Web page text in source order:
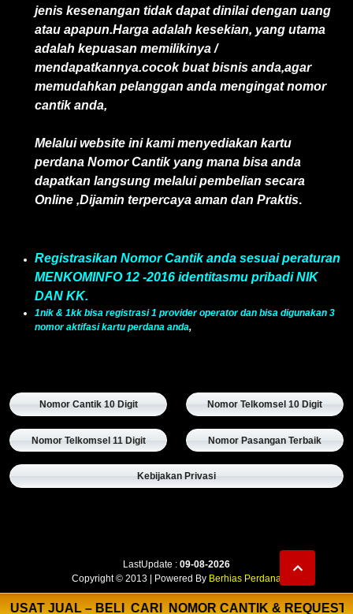
jenis kesenangan tidak dapat dinilai dengan uang
atau apapun.Harga adalah kesekian, yang utama
adalah kepuasan memilikinya /
mendapatkannya.cocok buat bisnis anda,agar
memudahkan pelanggan anda mengingat nomor
cantik anda,
Melalui website ini kami menyediakan kartu
perdana Nomor Cantik yang mana bisa anda
dapatkan langsung melalui pembelian secara
Online ,Dijamin terpercaya aman dan Praktis.
Registrasikan Nomor Cantik anda sesuai peraturan
MENKOMINFO 12 -2016 identitasmu pribadi NIK
DAN KK.
1nik & 1kk bisa registrasi 1 provider operator dan bisa digunakan 3
nomor aktifasi kartu perdana anda,
Nomor Cantik 10 Digit Nomor Telkomsel 10 Digit
Nomor Telkomsel 11 Digit Nomor Pasangan Terbaik
Kebijakan Privasi
LastUpdate : 09-08-2026
Copyright © 2013 | Powered By Berhias Perdana
JUAL – BELI CARI NOMOR CANTIK &